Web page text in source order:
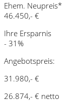
Ehem. Neupreis*
46.450,- €
Ihre Ersparnis
- 31%
Angebotspreis:
31.980,- €
26.874,- € netto